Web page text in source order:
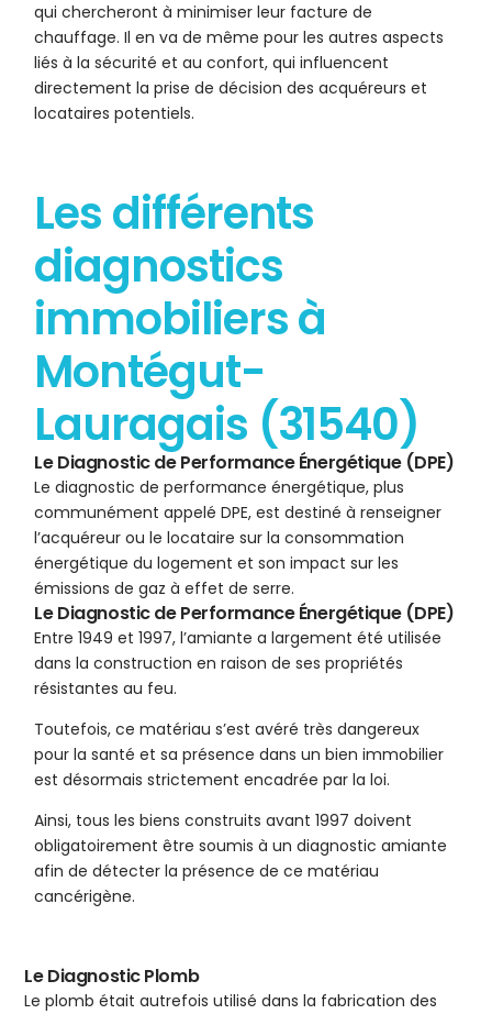
qui chercheront à minimiser leur facture de
chauffage. Il en va de même pour les autres aspects
liés à la sécurité et au confort, qui influencent
directement la prise de décision des acquéreurs et
locataires potentiels.
Les différents
diagnostics
immobiliers à
Montégut-
Lauragais (31540)
Le Diagnostic de Performance Énergétique (DPE)
Le diagnostic de performance énergétique, plus
communément appelé DPE, est destiné à renseigner
l’acquéreur ou le locataire sur la consommation
énergétique du logement et son impact sur les
émissions de gaz à effet de serre.
Le Diagnostic de Performance Énergétique (DPE)
Entre 1949 et 1997, l’amiante a largement été utilisée
dans la construction en raison de ses propriétés
résistantes au feu.
Toutefois, ce matériau s’est avéré très dangereux
pour la santé et sa présence dans un bien immobilier
est désormais strictement encadrée par la loi.
Ainsi, tous les biens construits avant 1997 doivent
obligatoirement être soumis à un diagnostic amiante
afin de détecter la présence de ce matériau
cancérigène.
Le Diagnostic Plomb
Le plomb était autrefois utilisé dans la fabrication des